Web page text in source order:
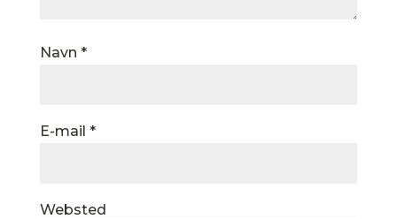
Navn *
E-mail *
Websted